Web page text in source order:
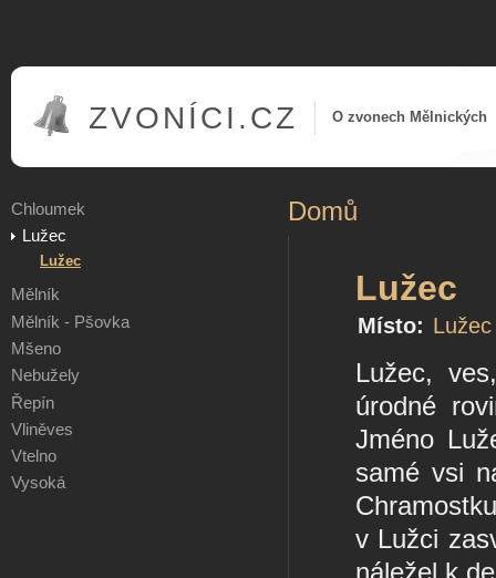
ZVONÍCI.CZ O zvonech Mělnických
Chloumek
Lužec
Lužec
Mělník
Mělník - Pšovka
Mšeno
Nebužely
Řepín
Vliněves
Vtelno
Vysoká
Domů
Lužec
Místo: Lužec
Lužec,
úrodné
Jméno
samé vsi
v Lužci